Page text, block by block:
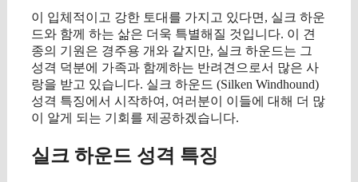
이 입체적이고 강한 토대를 가지고 있다면, 실크 하운
드와 함께 하는 삶은 더욱 특별해질 것입니다. 이 견
종의 기원은 경주용 개와 같지만, 실크 하운드는 그
성격 덕분에 가족과 함께하는 반려견으로서 많은 사
랑을 받고 있습니다. 실크 하운드 (Silken Windhound)
성격 특징에서 시작하여, 여러분이 이들에 대해 더 많
이 알게 되는 기회를 제공하겠습니다.
실크 하운드 성격 특징